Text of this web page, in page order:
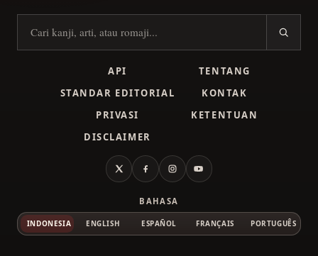
Cari kanji
API
TENTANG
STANDAR EDITORIAL
KONTAK
PRIVASI
KETENTUAN
DISCLAIMER
X FacebookInstagramYouTube
BAHASA
INDONESIA ENGLISH ESPAÑOL FRANÇAIS PORTUGUÊS